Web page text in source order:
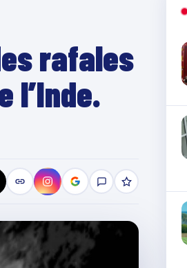
rafales
l’Inde.